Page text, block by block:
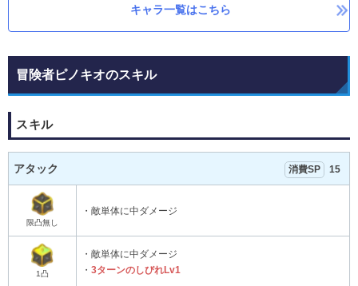
キャラ一覧はこちら
冒険者ピノキオのスキル
スキル
アタック 消費SP 15
限凸無し
・敵単体に中ダメージ
1凸
・敵単体に中ダメージ
・ 3ターンのしびれLv1